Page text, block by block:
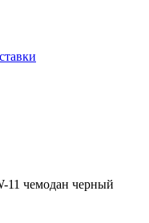
11 чемодан черный